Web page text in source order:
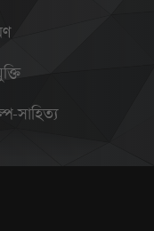
সাহিত্য